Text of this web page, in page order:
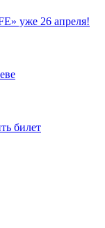
уже 26 апреля!
билет